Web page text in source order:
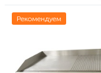
Рекомендуем